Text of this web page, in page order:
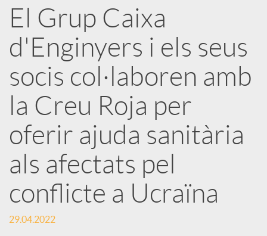
b
l
i
c
a
d
El Grup Caixa
d'Enginyers i els seus
socis col·laboren amb
la Creu Roja per
oferir ajuda sanitària
als afectats pel
conflicte a Ucraïna
29.04.2022